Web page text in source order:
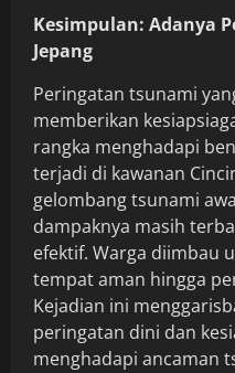
Kesimpulan: Adanya
Jepang
Peringatan tsunami
memberikan
rangka menghadapi
terjadi di kawanan
gelombang tsunami
dampaknya masih
efektif. Warga diimbau
tempat aman hingga
Kejadian ini
peringatan dini dan
menghadapi ancaman